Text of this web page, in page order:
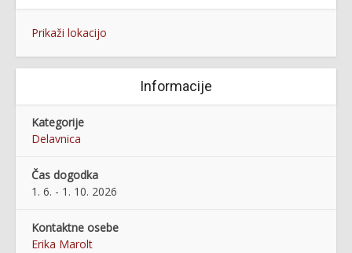
Prikaži lokacijo
Informacije
Kategorije
Delavnica
Čas dogodka
1. 6. - 1. 10. 2026
Kontaktne osebe
Erika Marolt